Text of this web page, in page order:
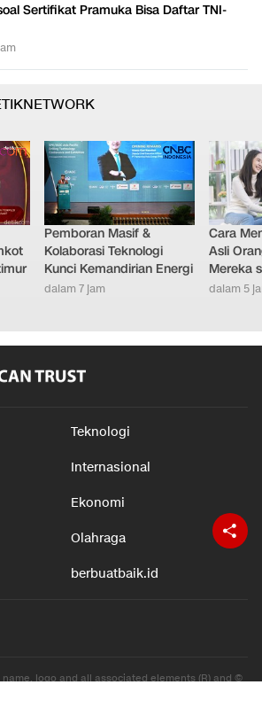
Sertifikat Pramuka Bisa Daftar TNI-
Pemboran Masif &
Kolaborasi Teknologi
Kunci Kemandirian Energi
dalam 7 jam
Cara
Asli
Mereka
dalam 5
Teknologi
Internasional
Ekonomi
Olahraga
berbuatbaik.id
name, logo and all associated elements (R) and ©